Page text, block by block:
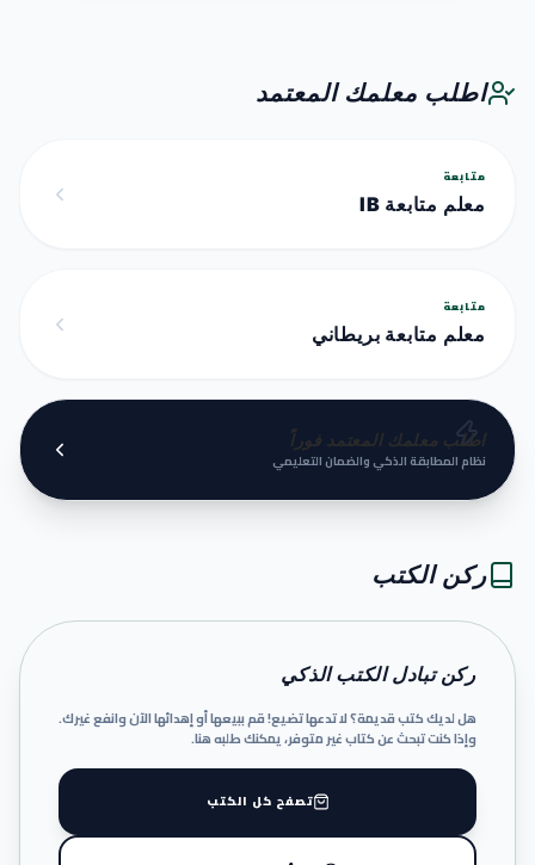
اطلب معلمك المعتمد
متابعة
معلم متابعة IB
متابعة
معلم متابعة بريطاني
اطلب معلمك المعتمد فوراً
نظام المطابقة الذكي والضمان التعليمي
ركن الكتب
ركن تبادل الكتب الذكي
هل لديك كتب قديمة؟ لا تدعها تضيع! قم ببيعها أو إهدائها الآن وانفع غيرك.
وإذا كنت تبحث عن كتاب غير متوفر، يمكنك طلبه هنا.
تصفح كل الكتب